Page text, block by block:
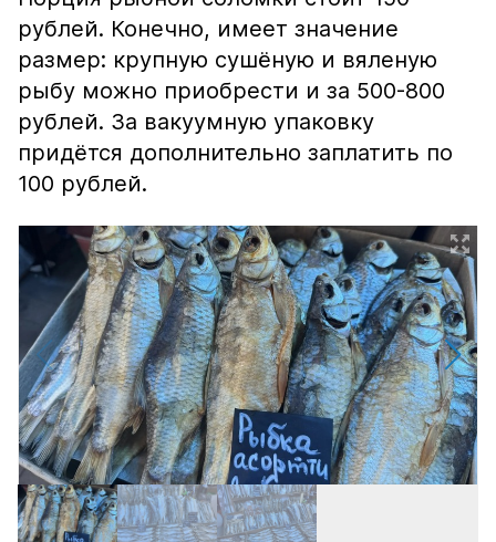
рублей. Конечно, имеет значение
размер: крупную сушёную и вяленую
рыбу можно приобрести и за 500-800
рублей. За вакуумную упаковку
придётся дополнительно заплатить по
100 рублей.